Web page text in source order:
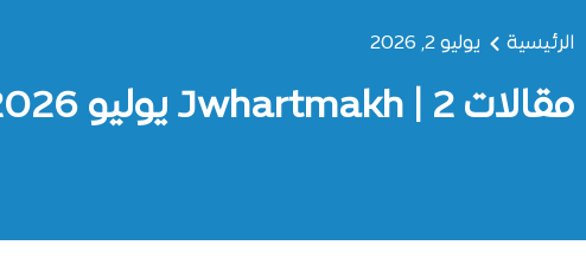
الرئيسية يوليو 2, 2026
مقالات Jwhartmakh | 2 يوليو 2026